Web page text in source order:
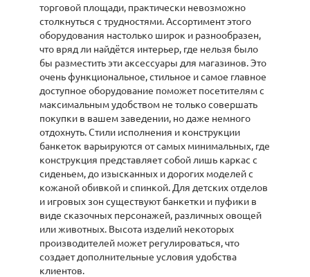
торговой площади, практически невозможно
столкнуться с трудностями. Ассортимент этого
оборудования настолько широк и разнообразен,
что вряд ли найдётся интерьер, где нельзя было
бы разместить эти аксессуары для магазинов. Это
очень функциональное, стильное и самое главное
доступное оборудование поможет посетителям с
максимальным удобством не только совершать
покупки в вашем заведении, но даже немного
отдохнуть. Стили исполнения и конструкции
банкеток варьируются от самых минимальных, где
конструкция представляет собой лишь каркас с
сиденьем, до изысканных и дорогих моделей с
кожаной обивкой и спинкой. Для детских отделов
и игровых зон существуют банкетки и пуфики в
виде сказочных персонажей, различных овощей
или животных. Высота изделий некоторых
производителей может регулироваться, что
создает дополнительные условия удобства
клиентов.